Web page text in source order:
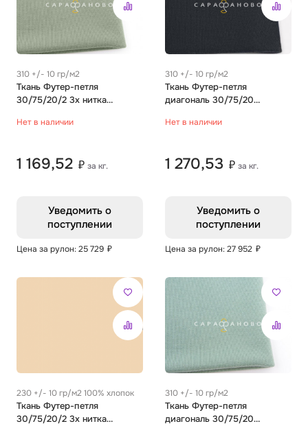
310 +/- 10 гр/м2
Ткань Футер-петля
30/75/20/2 3х нитка
Нет в наличии
1 169,52 ₽ за кг.
Уведомить о
поступлении
Цена за рулон: 25 729 ₽
310 +/- 10 гр/м2
Ткань Футер-петля
диагональ 30/75/20
Нет в наличии
1 270,53 ₽ за кг.
Уведомить о
поступлении
Цена за рулон: 27 952 ₽
230 +/- 10 гр/м2 100% хлопок
Ткань Футер-петля
30/75/20/2 3х нитка
310 +/- 10 гр/м2
Ткань Футер-петля
диагональ 30/75/20